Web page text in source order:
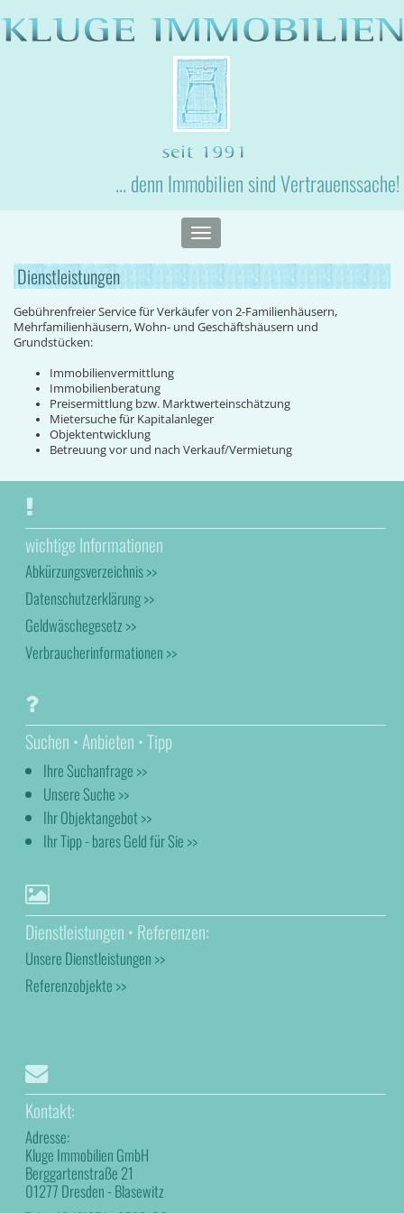
... denn Immobilien sind Vertrauenssache!
Toggle
navigation
Dienstleistungen
Gebührenfreier Service für Verkäufer von 2-Familienhäusern,
Mehrfamilienhäusern, Wohn- und Geschäftshäusern und
Grundstücken:
Immobilienvermittlung
Immobilienberatung
Preisermittlung bzw. Marktwerteinschätzung
Mietersuche für Kapitalanleger
Objektentwicklung
Betreuung vor und nach Verkauf/Vermietung
wichtige Informationen
Abkürzungsverzeichnis >>
Datenschutzerklärung >>
Geldwäschegesetz >>
Verbraucherinformationen >>
Suchen • Anbieten • Tipp
Ihre Suchanfrage >>
Unsere Suche >>
Ihr Objektangebot >>
Ihr Tipp - bares Geld für Sie >>
Dienstleistungen • Referenzen:
Unsere Dienstleistungen >>
Referenzobjekte >>
Kontakt:
Adresse:
Kluge Immobilien GmbH
Berggartenstraße 21
01277 Dresden - Blasewitz